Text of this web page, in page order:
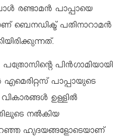
രണ്ടാമൻ പാപ്പായെ
ബെനഡിക്ട് പതിനാറാമൻ
പിൻഗാമിയായി
പാപ്പായുടെ
ഉള്ളിൽ
നൽകിയ
ഹൃദയങ്ങളോടെയാണ്